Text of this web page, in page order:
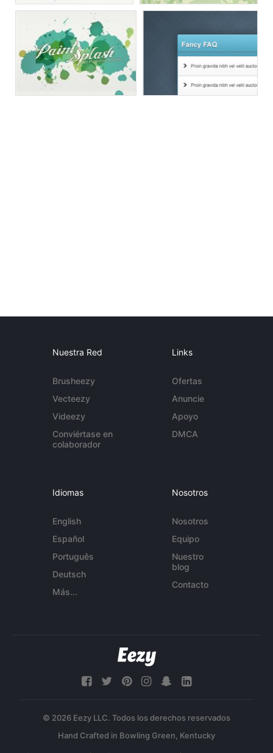
Nuestra Red
Brusheezy
Vecteezy
Videezy
Conviértase en
colaborador
Links
Ofertas
Anuncie
Apoyo
DMCA
Idiomas
English
Español
Português
Deutsch
Más...
Nosotros
Nosotros
Equipo
Nuestro
blog
Contacto
© 2026 Eezy LLC. Todos los derechos reservados